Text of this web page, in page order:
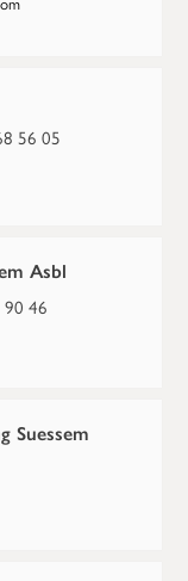
56 05
Asbl
90 46
Suessem